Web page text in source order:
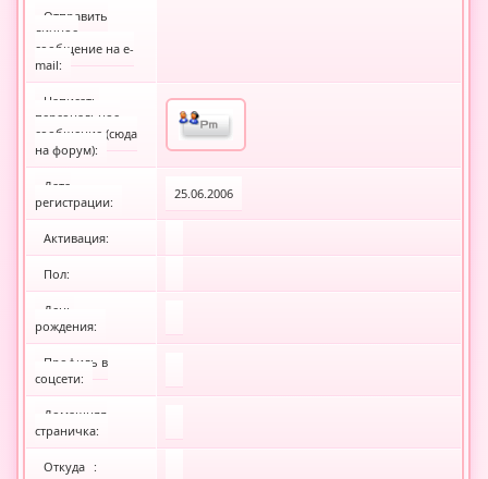
Отправить
личное
сообщение на e-
mail:
Написать
персональное
сообщение (сюда
на форум):
Дата
регистрации:
25.06.2006
Активация:
Пол:
День
рождения:
Профиль в
соцсети:
Домашняя
страничка:
Откуда :